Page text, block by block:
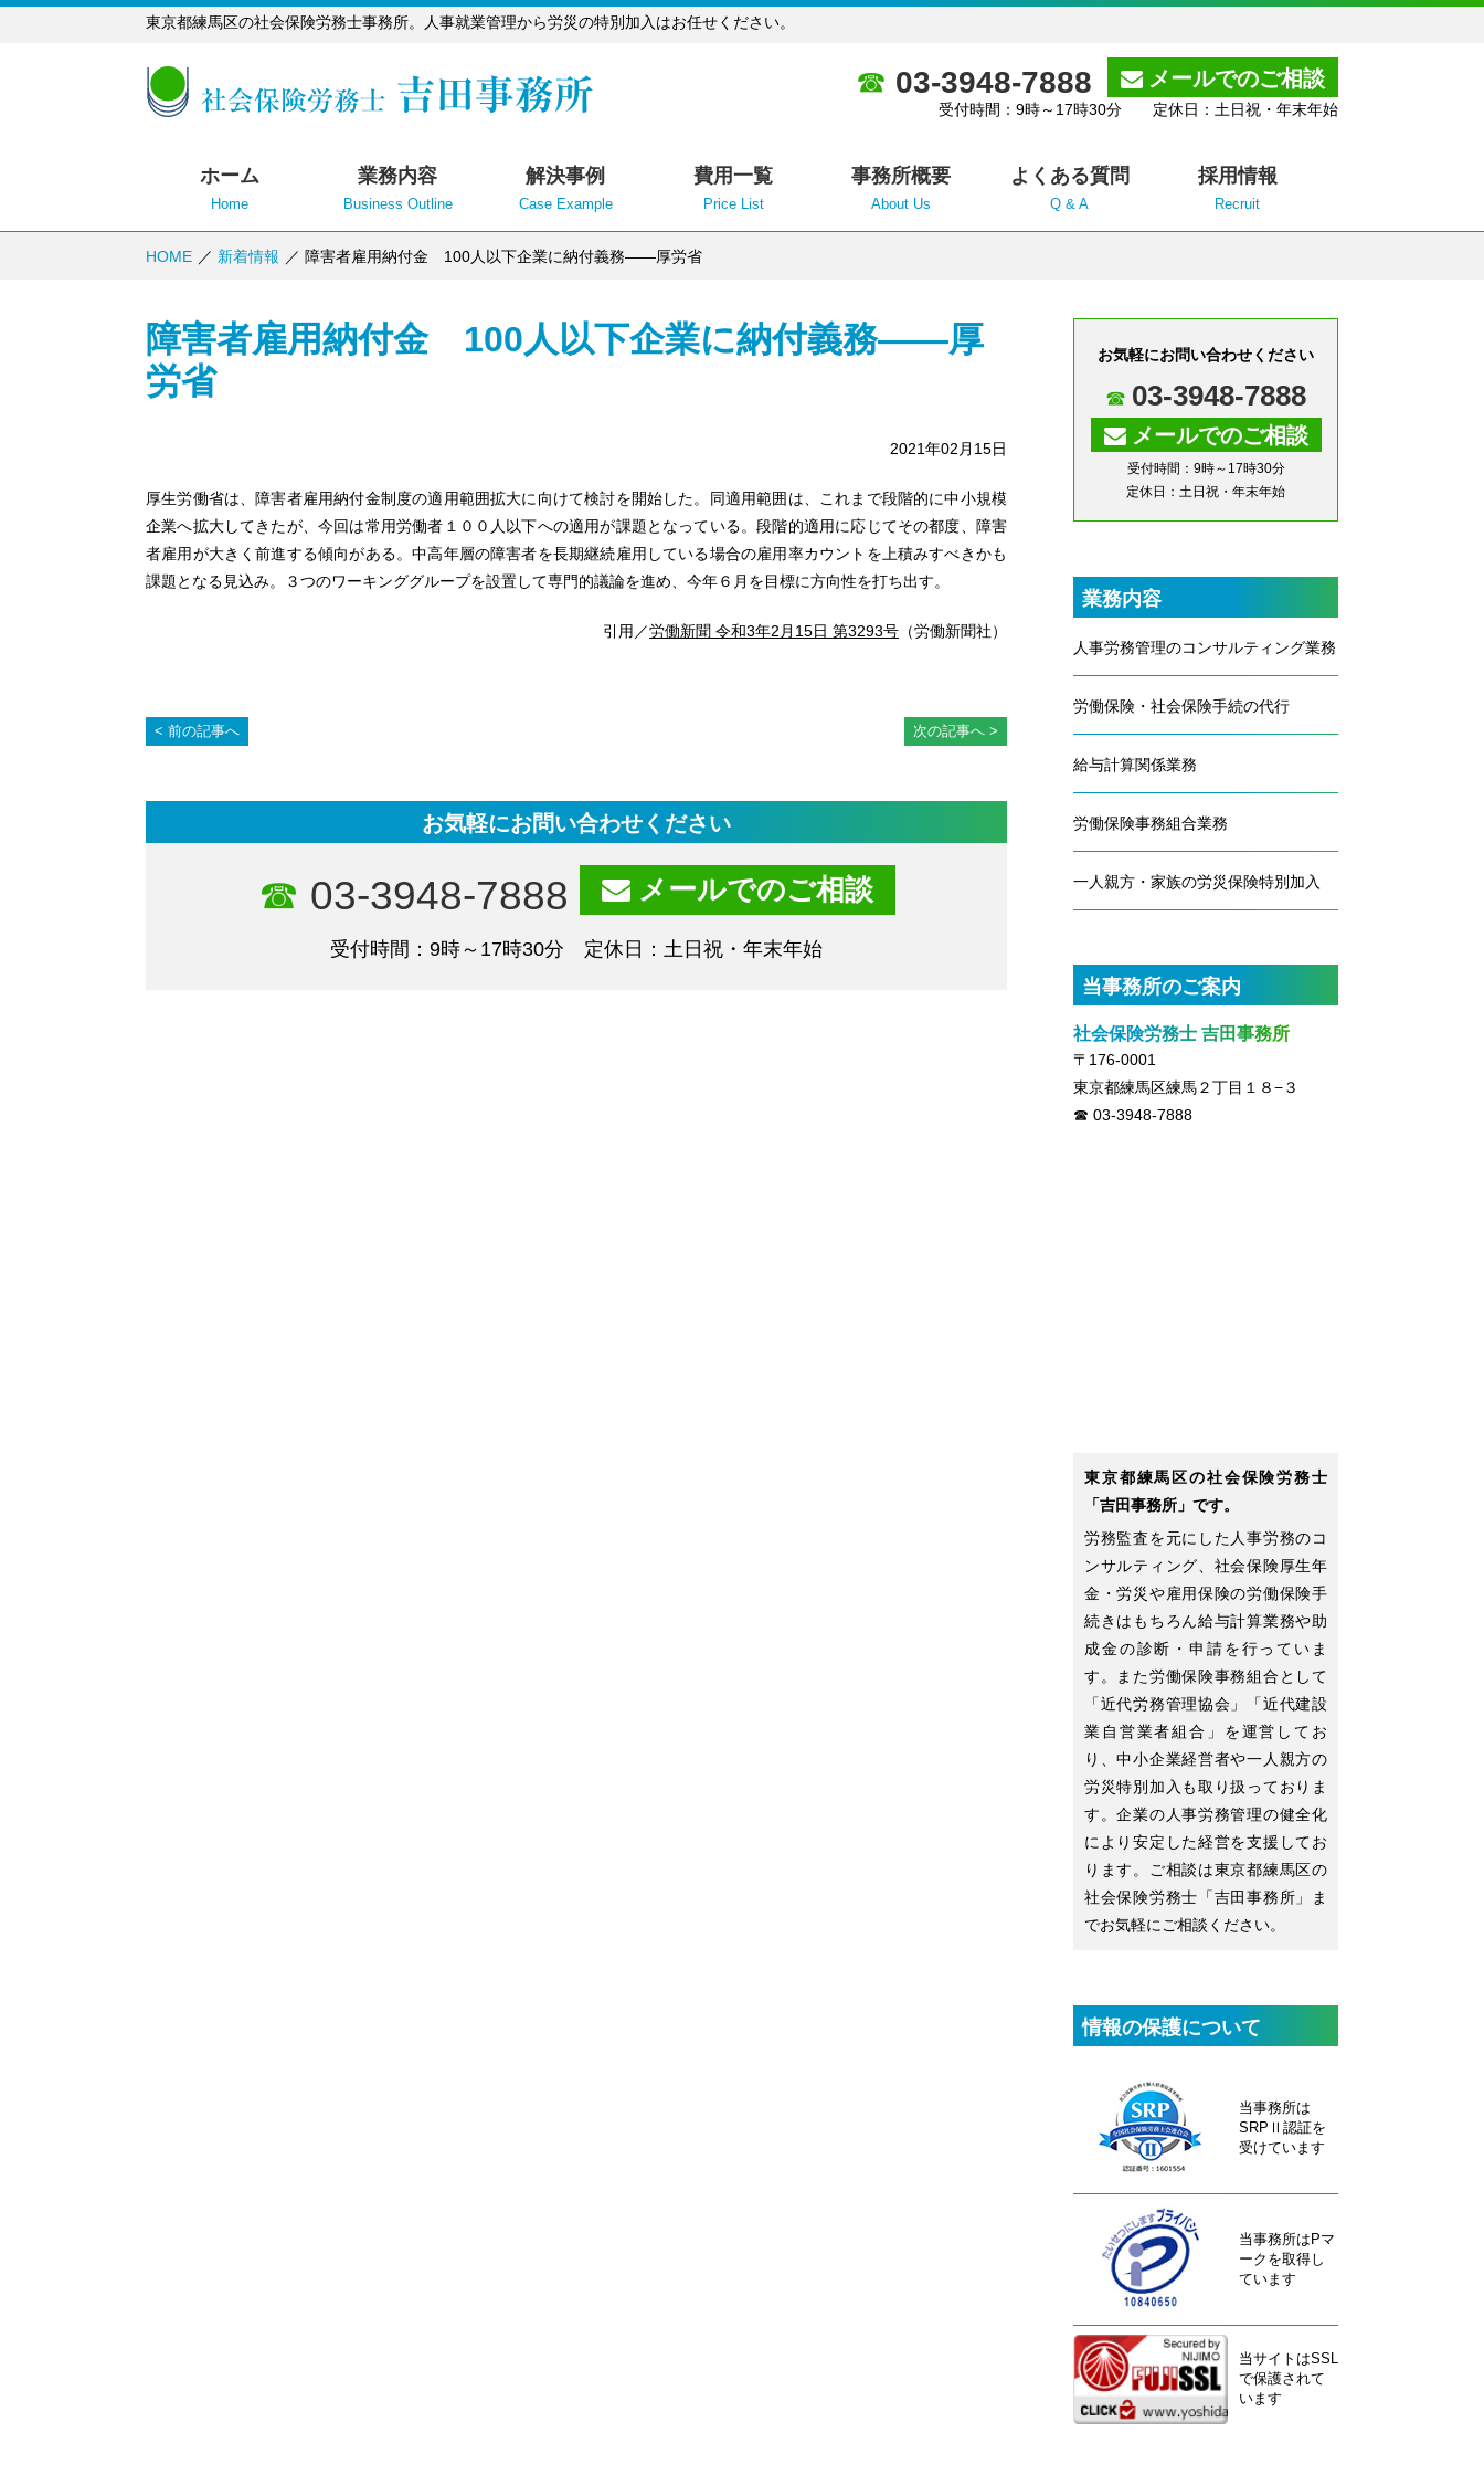
東京都練馬区の社会保険労務士事務所。人事就業管理から労災の特別加入はお任せください。
03-3948-7888 メールでのご相談
受付時間：9時～17時30分 定休日：土日祝・年末年始
ホーム
Home
業務内容
Business Outline
解決事例
Case Example
費用一覧
Price List
事務所概要
About Us
よくある質問
Q & A
採用情報
Recruit
HOME 新着情報 障害者雇用納付金 100人以下企業に納付義務――厚労省
障害者雇用納付金 100人以下企業に納付義務――厚
労省
2021年02月15日
厚生労働省は、障害者雇用納付金制度の適用範囲拡大に向けて検討を開始した。同適用範囲は、これまで段階的に中小規模
企業へ拡大してきたが、今回は常用労働者１００人以下への適用が課題となっている。段階的適用に応じてその都度、障害
者雇用が大きく前進する傾向がある。中高年層の障害者を長期継続雇用している場合の雇用率カウントを上積みすべきかも
課題となる見込み。３つのワーキンググループを設置して専門的議論を進め、今年６月を目標に方向性を打ち出す。
引用／労働新聞 令和3年2月15日 第3293号 （労働新聞社）
前の記事へ 次の記事へ
お気軽にお問い合わせください
03-3948-7888 メールでのご相談
受付時間：9時～17時30分 定休日：土日祝・年末年始
お気軽にお問い合わせください
03-3948-7888
メールでのご相談
受付時間：9時～17時30分
定休日：土日祝・年末年始
業務内容
人事労務管理のコンサルティング業務
労働保険・社会保険手続の代行
給与計算関係業務
労働保険事務組合業務
一人親方・家族の労災保険特別加入
当事務所のご案内
社会保険労務士 吉田事務所
〒176-0001
東京都練馬区練馬２丁目１８−３
03-3948-7888
東京都練馬区の社会保険労務士
「吉田事務所」です。
労務監査を元にした人事労務のコ
ンサルティング、社会保険厚生年
金・労災や雇用保険の労働保険手
続きはもちろん給与計算業務や助
成金の診断・申請を行っていま
す。また労働保険事務組合として
「近代労務管理協会」「近代建設
業自営業者組合」を運営してお
り、中小企業経営者や一人親方の
労災特別加入も取り扱っておりま
す。企業の人事労務管理の健全化
により安定した経営を支援してお
ります。ご相談は東京都練馬区の
社会保険労務士「吉田事務所」ま
でお気軽にご相談ください。
情報の保護について
当事務所は
SRPⅡ認証を
受けています
当事務所はPマ
ークを取得し
ています
当サイトはSSL
で保護されて
います